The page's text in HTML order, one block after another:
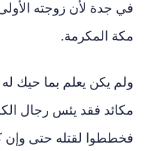
في جدة لأن زوجته
مكة المكرمة.
ولم يكن يعلم بما حيك
مكائد فقد يئس رجال
فخططوا لقتله حتى وإن